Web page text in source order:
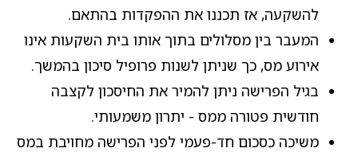
להשקעה, אז תכננו את ההפקדות בהתאם.
המעבר בין מסלולים בתוך אותו בית השקעות אינו
אירוע מס, כך שניתן לשנות פרופיל סיכון בהמשך.
בגיל הפרישה ניתן להמיר את החיסכון לקצבה
חודשית פטורה ממס - יתרון משמעותי.
משיכה כסכום חד-פעמי לפני הפרישה מחויבת במס